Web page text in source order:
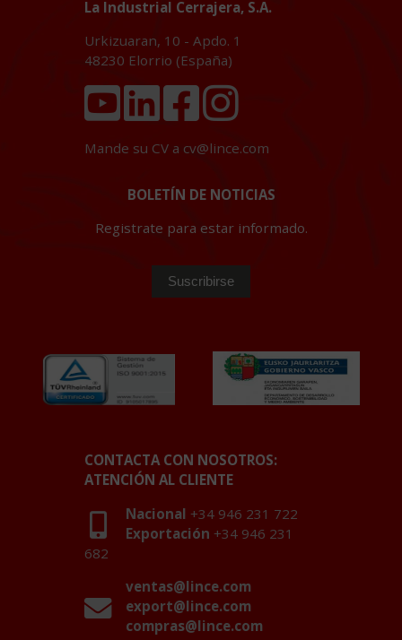
La Industrial Cerrajera, S.A.
Urkizuaran, 10 - Apdo. 1
48230 Elorrio (España)
Mande su CV a cv@lince.com
BOLETÍN DE NOTICIAS
Registrate para estar informado.
CONTACTA CON NOSOTROS:
ATENCIÓN AL CLIENTE
Nacional +34 946 231 722
Exportación +34 946 231
682
ventas@lince.com
export@lince.com
compras@lince.com